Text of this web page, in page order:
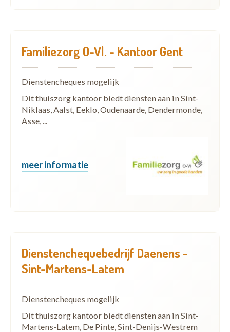
Familiezorg O-Vl. - Kantoor Gent
Dienstencheques mogelijk
Dit thuiszorg kantoor biedt diensten aan in Sint-
Niklaas, Aalst, Eeklo, Oudenaarde, Dendermonde,
Asse, ...
meer informatie
Dienstenchequebedrijf Daenens -
Sint-Martens-Latem
Dienstencheques mogelijk
Dit thuiszorg kantoor biedt diensten aan in Sint-
Martens-Latem, De Pinte, Sint-Denijs-Westrem